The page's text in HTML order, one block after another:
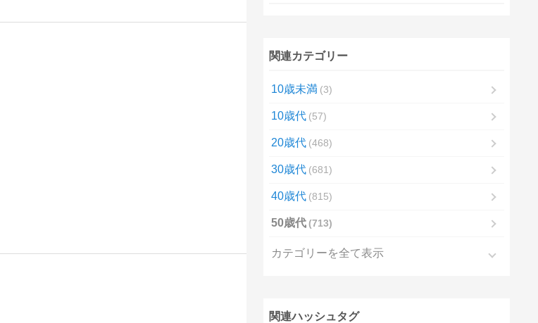
関連カテゴリー
10歳未満 3
10歳代 57
20歳代 468
30歳代 681
40歳代 815
50歳代 713
カテゴリーを全て表示
関連ハッシュタグ